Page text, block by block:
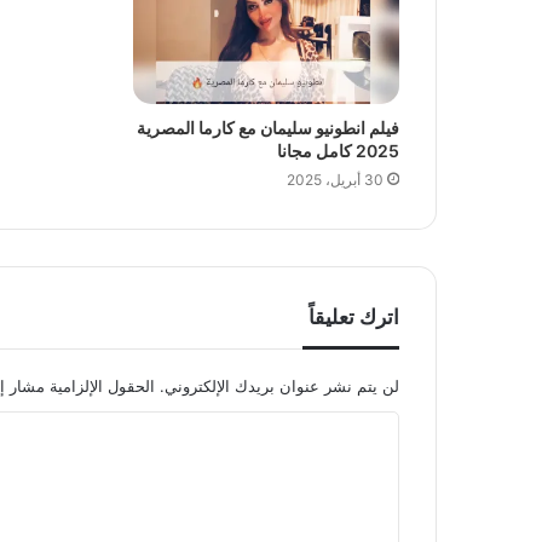
فيلم انطونيو سليمان مع كارما المصرية
2025 كامل مجانا
30 أبريل، 2025
اترك تعليقاً
لن يتم نشر عنوان بريدك الإلكتروني. الحقول الإلزامية مشار